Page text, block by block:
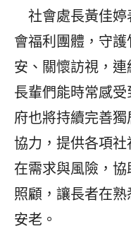
社會處長黃佳婷
會福利團體，守
安、關懷訪視，
長輩們能時常感
府也將持續完善
協力，提供各項
在需求與風險，
照顧，讓長者在
安老。